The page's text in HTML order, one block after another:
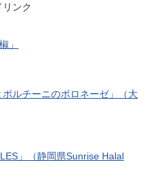
ンク
」
ルチーニのボロネーゼ」（大
」（静岡県Sunrise Halal